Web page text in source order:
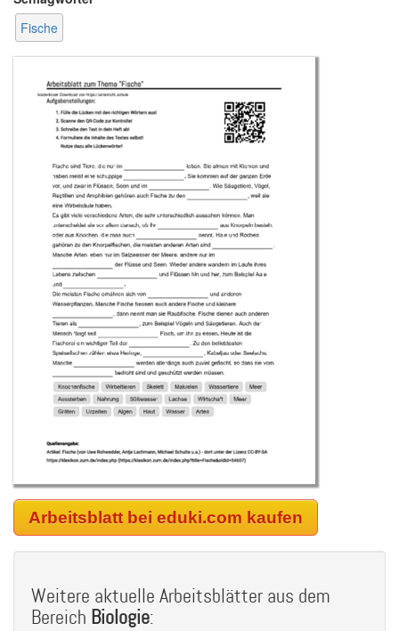
Fische
Arbeitsblatt bei eduki.com kaufen
Weitere aktuelle Arbeitsblätter aus dem
Bereich Biologie: